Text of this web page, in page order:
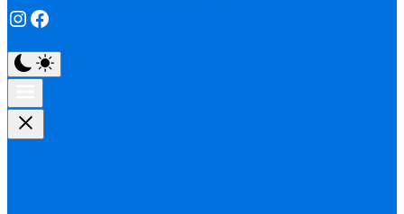
Instagram
Facebook